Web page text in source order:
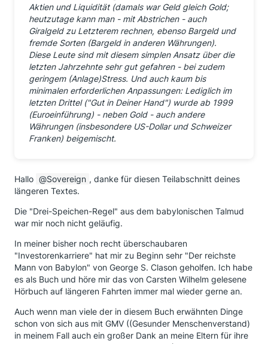
Aktien und Liquidität (damals war Geld gleich Gold;
heutzutage kann man - mit Abstrichen - auch
Giralgeld zu Letzterem rechnen, ebenso Bargeld und
fremde Sorten (Bargeld in anderen Währungen).
Diese Leute sind mit diesem simplen Ansatz über die
letzten Jahrzehnte sehr gut gefahren - bei zudem
geringem (Anlage)Stress. Und auch kaum bis
minimalen erforderlichen Anpassungen: Lediglich im
letzten Drittel ("Gut in Deiner Hand") wurde ab 1999
(Euroeinführung) - neben Gold - auch andere
Währungen (insbesondere US-Dollar und Schweizer
Franken) beigemischt.
Hallo Sovereign , danke für diesen Teilabschnitt deines
längeren Textes.
Die "Drei-Speichen-Regel" aus dem babylonischen Talmud
war mir noch nicht geläufig.
In meiner bisher noch recht überschaubaren
"Investorenkarriere" hat mir zu Beginn sehr "Der reichste
Mann von Babylon" von George S. Clason geholfen. Ich habe
es als Buch und höre mir das von Carsten Wilhelm gelesene
Hörbuch auf längeren Fahrten immer mal wieder gerne an.
Auch wenn man viele der in diesem Buch erwähnten Dinge
schon von sich aus mit GMV ((Gesunder Menschenverstand)
in meinem Fall auch ein großer Dank an meine Eltern für ihre